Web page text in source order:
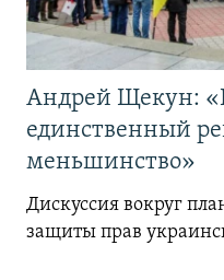
Андрей Щекун:
единственный
меньшинство»
Дискуссия вокруг
защиты прав